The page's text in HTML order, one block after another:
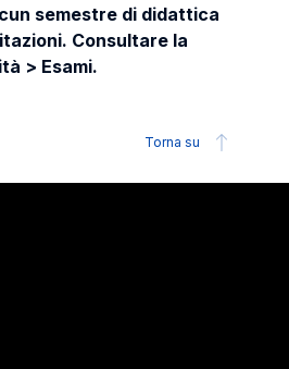
semestre di didattica
Consultare la
> Esami.
Torna su